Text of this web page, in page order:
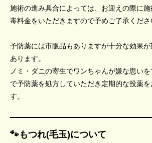
施術の進み具合によっては、お迎えの際に
毒料金をいただきますので予めご了承くださ
予防薬には市販品もありますが十分な効果
あります。
ノミ・ダニの寄生でワンちゃんが嫌な思い
で予防薬を処方していただき定期的な投薬
す。
🐾もつれ(毛玉)について